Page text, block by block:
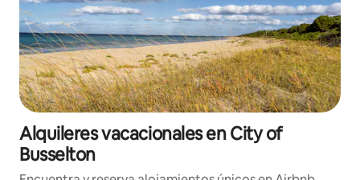
Alquileres vacacionales en City of
Busselton